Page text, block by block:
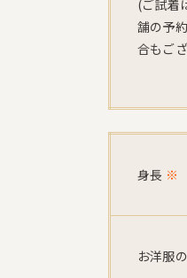
(ご試着
舗の予
合もご
身長 ※
お洋服